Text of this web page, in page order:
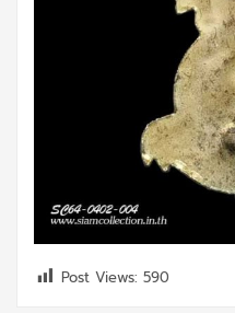
Post Views: 590